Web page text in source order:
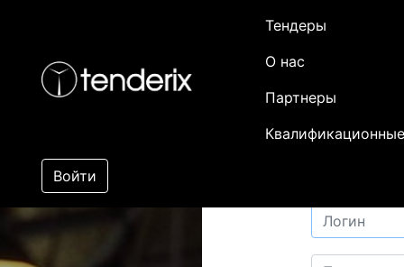
Тендеры
О нас
Партнеры
Войти